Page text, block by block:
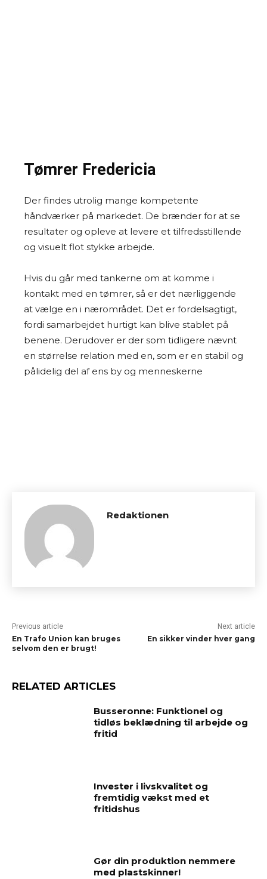
Tømrer Fredericia
Der findes utrolig mange kompetente
håndværker på markedet. De brænder for at se
resultater og opleve at levere et tilfredsstillende
og visuelt flot stykke arbejde.
Hvis du går med tankerne om at komme i
kontakt med en tømrer, så er det nærliggende
at vælge en i nærområdet. Det er fordelsagtigt,
fordi samarbejdet hurtigt kan blive stablet på
benene. Derudover er der som tidligere nævnt
en størrelse relation med en, som er en stabil og
pålidelig del af ens by og menneskerne
Redaktionen
Previous article
En Trafo Union kan bruges
selvom den er brugt!
Next article
En sikker vinder hver gang
RELATED ARTICLES
Busseronne: Funktionel og
tidløs beklædning til arbejde og
fritid
Invester i livskvalitet og
fremtidig vækst med et
fritidshus
Gør din produktion nemmere
med plastskinner!